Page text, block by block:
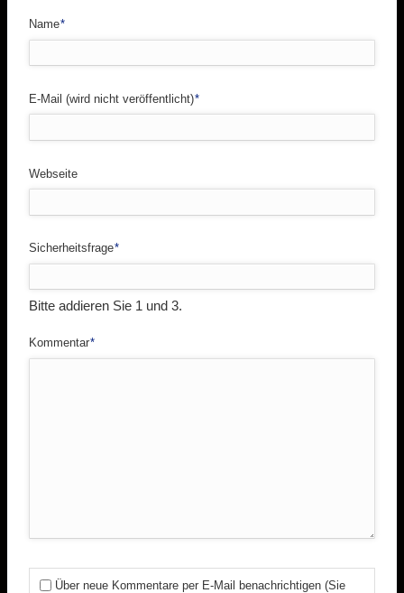
Pflichtfeld
Name*
Pflichtfeld
E-Mail (wird nicht veröffentlicht)*
Webseite
Pflichtfeld
Sicherheitsfrage*
Bitte addieren Sie 1 und 3.
Pflichtfeld
Kommentar*
Über neue Kommentare per E-Mail benachrichtigen (Sie